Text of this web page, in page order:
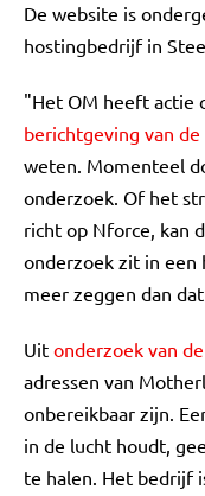
De website is
hostingbedrijf in
"Het OM heeft actie
berichtgeving van de
weten. Momenteel
onderzoek. Of het
richt op Nforce, kan
onderzoek zit in een
meer zeggen dan
Uit onderzoek van
adressen van
onbereikbaar zijn.
in de lucht houdt,
te halen. Het bedrijf